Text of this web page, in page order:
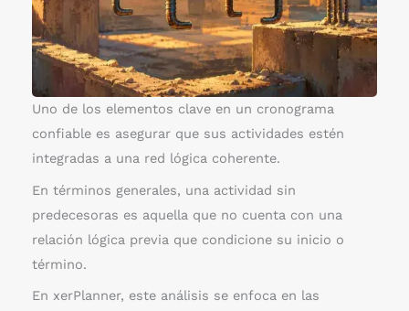
n
p
e
e
s
o
r
a
Uno de los elementos clave en un cronograma
confiable es asegurar que sus actividades estén
integradas a una red lógica coherente.
En términos generales, una actividad sin
predecesoras es aquella que no cuenta con una
relación lógica previa que condicione su inicio o
término.
En xerPlanner, este análisis se enfoca en las